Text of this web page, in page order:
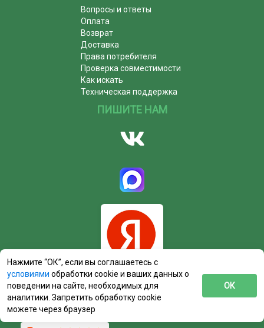
Вопросы и ответы
Оплата
Возврат
Доставка
Права потребителя
Проверка совместимости
Как искать
Техническая поддержка
ПИШИТЕ НАМ
Нажмите “ОК”, если вы соглашаетесь с
условиями обработки cookie и ваших данных о
поведении на сайте, необходимых для
аналитики. Запретить обработку cookie
можете через браузер
ОК